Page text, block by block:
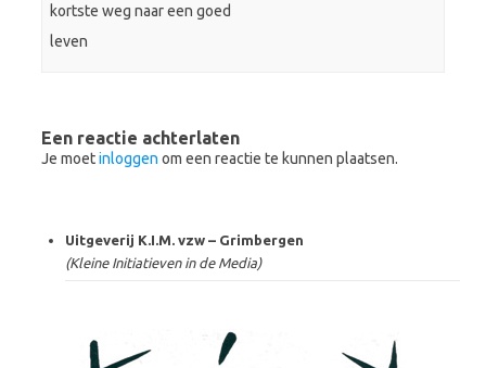
kortste weg naar een goed
leven
Een reactie achterlaten
Je moetinloggen om een reactie te kunnen plaatsen.
Uitgeverij K.I.M. vzw – Grimbergen
(Kleine Initiatieven in de Media)